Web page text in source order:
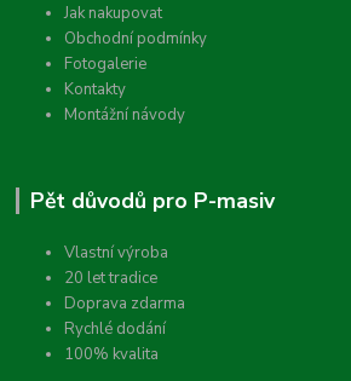
Jak nakupovat
Obchodní podmínky
Fotogalerie
Kontakty
Montážní návody
Pět důvodů pro P-masiv
Vlastní výroba
20 let tradice
Doprava zdarma
Rychlé dodání
100% kvalita